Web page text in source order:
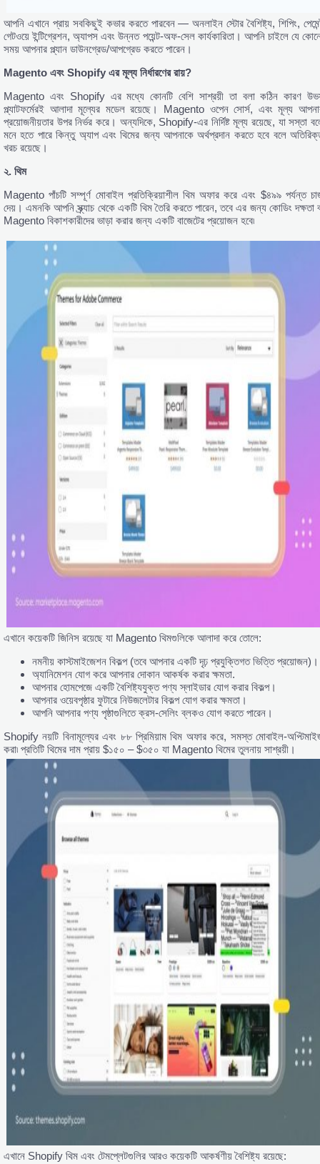
আপনি এখানে প্রায় সবকিছুই কভার করতে পারবেন — অনলাইন স্টোর বৈশিষ্ট্য, শিপিং,
গেটওয়ে ইন্টিগ্রেশন, অ্যাপস এবং উন্নত পয়েন্ট-অফ-সেল কার্যকারিতা। আপনি চাইলে যে
সময় আপনার প্ল্যান ডাউনগ্রেড/আপগ্রেড করতে পারেন।
Magento এবং Shopify এরমূল্য নির্ধারণেররায়?
Magento এবং Shopify এর মধ্যে কোনটি বেশি সাশ্রয়ী তা বলা কঠিন কারণ
প্ল্যাটফর্মেরই আলাদা মূল্যের মডেল রয়েছে। Magento ওপেন সোর্স, এবং মূল্য
প্রয়োজনীয়তার উপর নির্ভর করে। অন্যদিকে, Shopify-এর নির্দিষ্ট মূল্য রয়েছে, যা সস্তা
মনে হতে পারে কিন্তু অ্যাপ এবং থিমের জন্য আপনাকে অর্থপ্রদান করতে হবে বলে
খরচ রয়েছে।
২. থিম
Magento পাঁচটি সম্পূর্ণ মোবাইল প্রতিক্রিয়াশীল থিম অফার করে এবং $৪৯৯ পর্যন্ত
দেয়। এমনকি আপনি স্ক্র্যাচ থেকে একটি থিম তৈরি করতে পারেন, তবে এর জন্য কোডিং দক্ষতা
Magento বিকাশকারীদের ভাড়া করার জন্য একটি বাজেটের প্রয়োজন হবে৷
এখানে কয়েকটি জিনিস রয়েছে যা Magento থিমগুলিকে আলাদা করে তোলে:
নমনীয় কাস্টমাইজেশন বিকল্প (তবে আপনার একটি দৃঢ় প্রযুক্তিগত ভিত্তি প্রয়োজন)।
অ্যানিমেশন যোগ করে আপনার দোকান আকর্ষক করার ক্ষমতা.
আপনার হোমপেজে একটি বৈশিষ্ট্যযুক্ত পণ্য স্লাইডার যোগ করার বিকল্প।
আপনার ওয়েবপৃষ্ঠার ফুটারে নিউজলেটার বিকল্প যোগ করার ক্ষমতা।
আপনি আপনার পণ্য পৃষ্ঠাগুলিতে ক্রস-সেলিং ব্লকও যোগ করতে পারেন।
Shopify নয়টি বিনামূল্যের এবং ৮৮ প্রিমিয়াম থিম অফার করে, সমস্ত মোবাইল-
করা৷ প্রতিটি থিমের দাম প্রায় $১৫০ – $৩৫০ যা Magento থিমের তুলনায় সাশ্রয়ী।
এখানে Shopify থিম এবং টেমপ্লেটগুলির আরও কয়েকটি আকর্ষণীয় বৈশিষ্ট্য রয়েছে: